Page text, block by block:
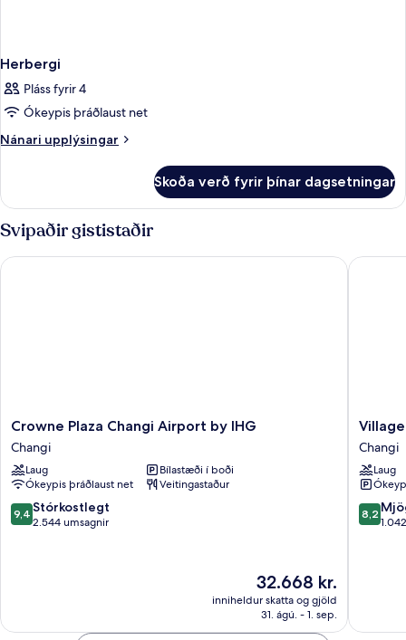
Herbergi
Pláss fyrir 4
Ókeypis þráðlaust net
Nánari upplýsingar
Nánari
Skoða verð fyrir þínar dagsetningar
Svipaðir gististaðir
Crowne
Plaza
Changi
Airport
by
IHG
Changi
Crowne Plaza Changi Airport by IHG
Changi
Laug
Bílastæði í boði
Ókeypis þráðlaust net
Veitingastaður
9.4
af
9,4 Stórkostlegt
2.544 umsagnir
Verðið
32.668 kr.
32.668 kr.
inniheldur skatta og gjöld
31. ágú. - 1. sep.
Crowne Plaza Changi Airport by IHG
Village
Hotel
Changi
by
Far
East
Changi
Laug
8.2
af
8,2
Village